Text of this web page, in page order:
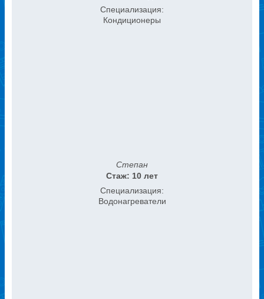
Специализация:
Кондиционеры
Степан
Стаж: 10 лет
Специализация:
Водонагреватели